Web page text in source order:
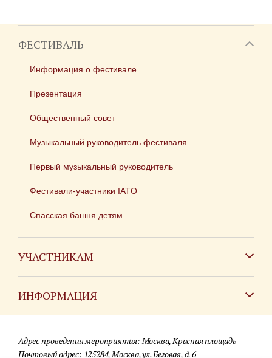
ФЕСТИВАЛЬ
Информация о фестивале
Презентация
Общественный совет
Музыкальный руководитель фестиваля
Первый музыкальный руководитель
Фестивали-участники IATO
Спасская башня детям
УЧАСТНИКАМ
ИНФОРМАЦИЯ
Для СМИ
Адрес проведения мероприятия: Москва, Красная площадь
Почтовый адрес: 125284, Москва, ул. Беговая, д. 6